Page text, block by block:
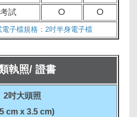
試 O O
電子檔規格：2吋半身電子檔
執照/ 證書
2吋大頭照
cm x 3.5 cm)